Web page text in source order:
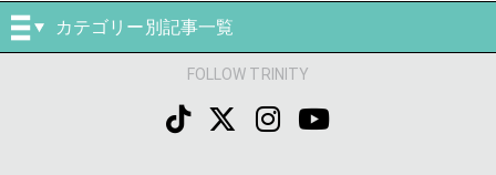
カテゴリー別記事一覧
FOLLOW TRINITY